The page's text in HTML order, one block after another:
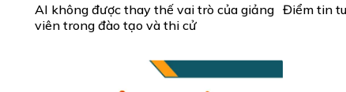
AI không được thay thế vai trò của giảng
viên trong đào tạo và thi cử
Điểm tin